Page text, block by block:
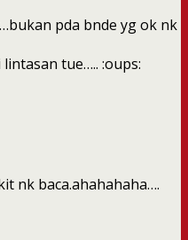
pda bnde yg ok nk
tue….. :oups:
nk baca.ahahahaha….